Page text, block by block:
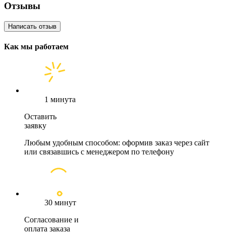
Отзывы
Написать отзыв
Как мы работаем
1 минута
Оставить
заявку
Любым удобным способом: оформив заказ через сайт
или связавшись с менеджером по телефону
30 минут
Согласование и
оплата заказа